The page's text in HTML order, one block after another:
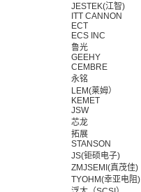
JESTEK(江智)
ITT CANNON
ECT
ECS INC
鲁光
GEEHY
CEMBRE
永铭
LEM(莱姆）
KEMET
JSW
芯龙
拓展
STANSON
JS(钜硕电子)
ZMJSEMI(真茂佳)
TYOHM(幸亚电阻)